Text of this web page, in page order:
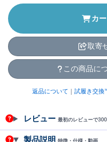
カ
取寄
この商品に
返品について 試履き交換
レビュー 最初のレビューで
製品説明